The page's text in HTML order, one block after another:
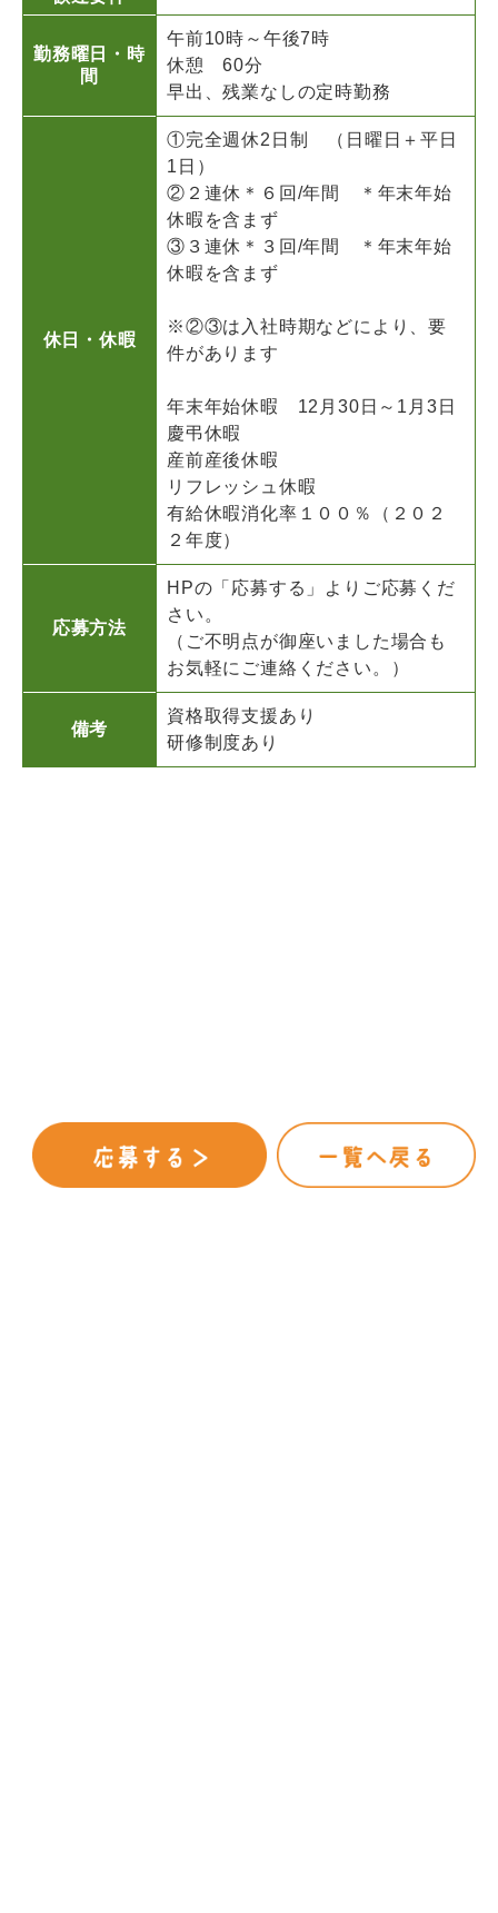
勤務曜日・時
間
午前10時～午後7時
休憩 60分
早出、残業なしの定時勤務
休日・休暇
①完全週休2日制 （日曜日＋平日
1日）
②２連休＊６回/年間 ＊年末年始
休暇を含まず
③３連休＊３回/年間 ＊年末年始
休暇を含まず
※②③は入社時期などにより、要
件があります
年末年始休暇 12月30日～1月3日
慶弔休暇
産前産後休暇
リフレッシュ休暇
有給休暇消化率１００％（２０２
２年度）
応募方法
HPの「応募する」よりご応募くだ
さい。
（ご不明点が御座いました場合も
お気軽にご連絡ください。）
備考
資格取得支援あり
研修制度あり